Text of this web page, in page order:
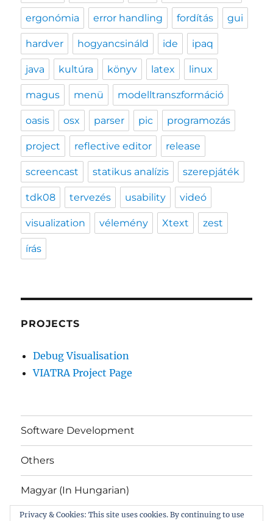
ergonómia error handling fordítás gui
hardver hogyancsináld ide ipaq
java kultúra könyv latex linux
magus menü modelltranszformáció
oasis osx parser pic programozás
project reflective editor release
screencast statikus analízis szerepjáték
tdk08 tervezés usability videó
visualization vélemény Xtext zest
írás
PROJECTS
Debug Visualisation
VIATRA Project Page
Software Development
Others
Magyar (In Hungarian)
Privacy & Cookies: This site uses cookies. By continuing to use